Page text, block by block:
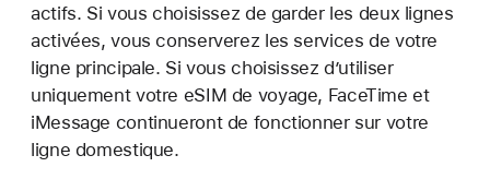
actifs. Si vous choisissez de garder les deux lignes
activées, vous conserverez les services de votre
ligne principale. Si vous choisissez d’utiliser
uniquement votre eSIM de voyage, FaceTime et
iMessage continueront de fonctionner sur votre
ligne domestique.